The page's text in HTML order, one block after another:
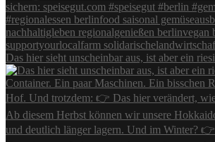
Das hier sieht unscheinbar aus, ist aber ein riesi